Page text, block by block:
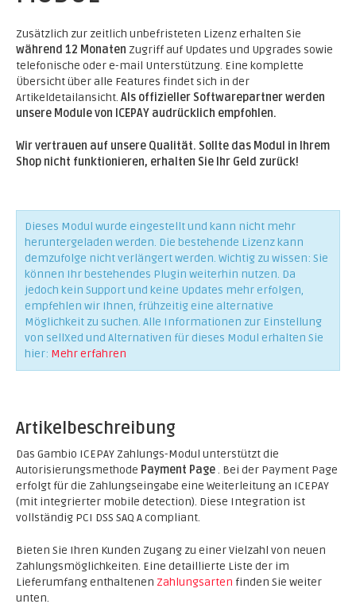
Zusätzlich zur zeitlich unbefristeten Lizenz erhalten Sie
während 12 Monaten Zugriff auf Updates und Upgrades sowie
telefonische oder e-mail Unterstützung. Eine komplette
Übersicht über alle Features findet sich in der
Artikeldetailansicht. Als offizieller Softwarepartner werden
unsere Module von ICEPAY audrücklich empfohlen.
Wir vertrauen auf unsere Qualität. Sollte das Modul in Ihrem
Shop nicht funktionieren, erhalten Sie Ihr Geld zurück!
Dieses Modul wurde eingestellt und kann nicht mehr
heruntergeladen werden. Die bestehende Lizenz kann
demzufolge nicht verlängert werden. Wichtig zu wissen: Sie
können Ihr bestehendes Plugin weiterhin nutzen. Da
jedoch kein Support und keine Updates mehr erfolgen,
empfehlen wir Ihnen, frühzeitig eine alternative
Möglichkeit zu suchen. Alle Informationen zur Einstellung
von sellXed und Alternativen für dieses Modul erhalten Sie
hier: Mehr erfahren
Artikelbeschreibung
Das Gambio ICEPAY Zahlungs-Modul unterstützt die
Autorisierungsmethode Payment Page. Bei der Payment Page
erfolgt für die Zahlungseingabe eine Weiterleitung an ICEPAY
(mit integrierter mobile detection). Diese Integration ist
vollständig PCI DSS SAQ A compliant.
Bieten Sie Ihren Kunden Zugang zu einer Vielzahl von neuen
Zahlungsmöglichkeiten. Eine detaillierte Liste der im
Lieferumfang enthaltenen Zahlungsarten finden Sie weiter
unten.